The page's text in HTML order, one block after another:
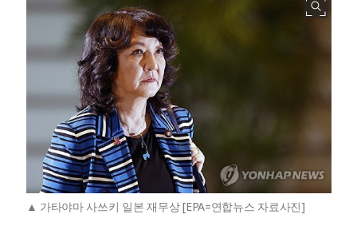
가타야마 사쓰키 일본 재무상 [EPA=연합뉴스 자료사진]